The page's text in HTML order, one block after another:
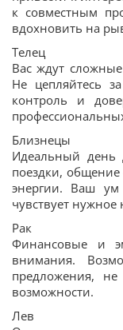
к совместным
вдохновить на
Телец
Вас ждут
Не цепляйтесь
контроль и
Близнецы
Идеальный день
поездки, общение
энергии. Ваш ум
чувствует нужное
Рак
Финансовые и
внимания.
предложения,
возможности.
Лев